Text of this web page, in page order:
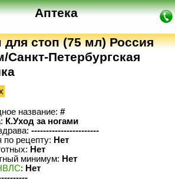
Аптека
стоп (75 мл) Россия
Петербургская
название: #
К.Уход за ногами
-----------------------
по рецепту: Нет
Нет
минимум: Нет
: Нет